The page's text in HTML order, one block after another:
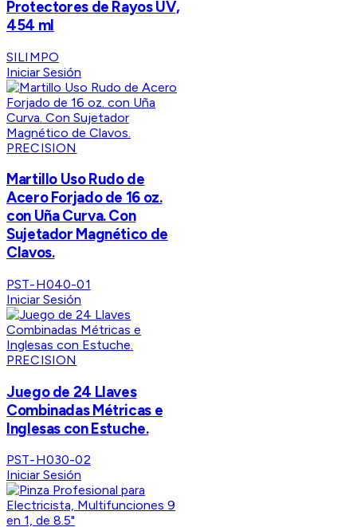
Protectores de Rayos UV,
454 ml
SILIMPO
Iniciar Sesión
PRECISION
Martillo Uso Rudo de
Acero Forjado de 16 oz.
con Uña Curva. Con
Sujetador Magnético de
Clavos.
PST-H040-01
Iniciar Sesión
PRECISION
Juego de 24 Llaves
Combinadas Métricas e
Inglesas con Estuche.
PST-H030-02
Iniciar Sesión